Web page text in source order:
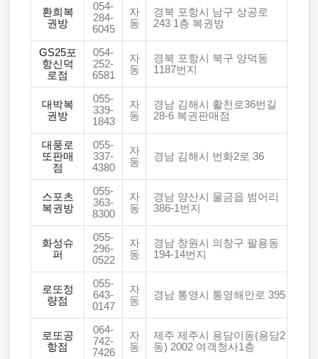
환희복
권방
054-
284-
6045
자
동
경북 포항시 남구 상공로
243 1층 복권방
GS25포
항신덕
로점
054-
252-
6581
자
동
경북 포항시 북구 양덕동
1187번지
대박복
권방
055-
339-
1843
자
동
경남 김해시 활천로36번길
28-6 복권판매점
대풍로
또판매
점
055-
337-
4380
자
동
경남 김해시 번화2로 36
스포츠
복권방
055-
363-
8300
자
동
경남 양산시 물금읍 범어리
386-1번지
화성슈
퍼
055-
296-
0522
자
동
경남 창원시 의창구 팔용동
194-14번지
로또정
량점
055-
643-
0147
자
동
경남 통영시 통영해안로 395
로또공
항점
064-
742-
7426
자
동
제주 제주시 용담이동(용담2
동) 2002 여객청사1층